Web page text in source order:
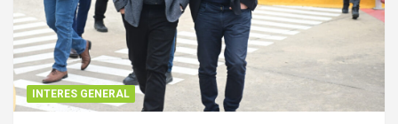
INTERES GENERAL